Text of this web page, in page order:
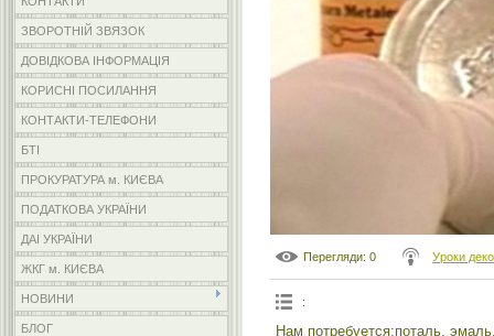
ЗВОРОТНІЙ ЗВЯЗОК
ДОВІДКОВА ІНФОРМАЦІЯ
КОРИСНІ ПОСИЛАННЯ
КОНТАКТИ-ТЕЛЕФОНИ
БТІ
ПРОКУРАТУРА м. КИЄВА
ПОДАТКОВА УКРАЇНИ
ДАІ УКРАЇНИ
ЖКГ м. КИЄВА
НОВИНИ
БЛОГ
Перегляди: 0 Уроки
:
Нам потребуется:поталь,